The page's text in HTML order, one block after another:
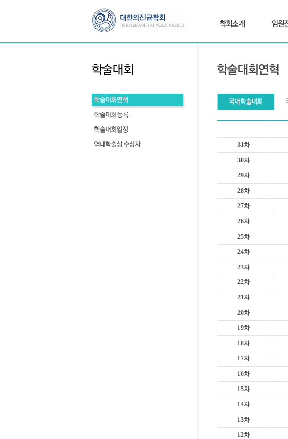
31차
30차
29차
28차
27차
26차
25차
24차
23차
22차
21차
20차
19차
18차
17차
16차
15차
14차
13차
12차